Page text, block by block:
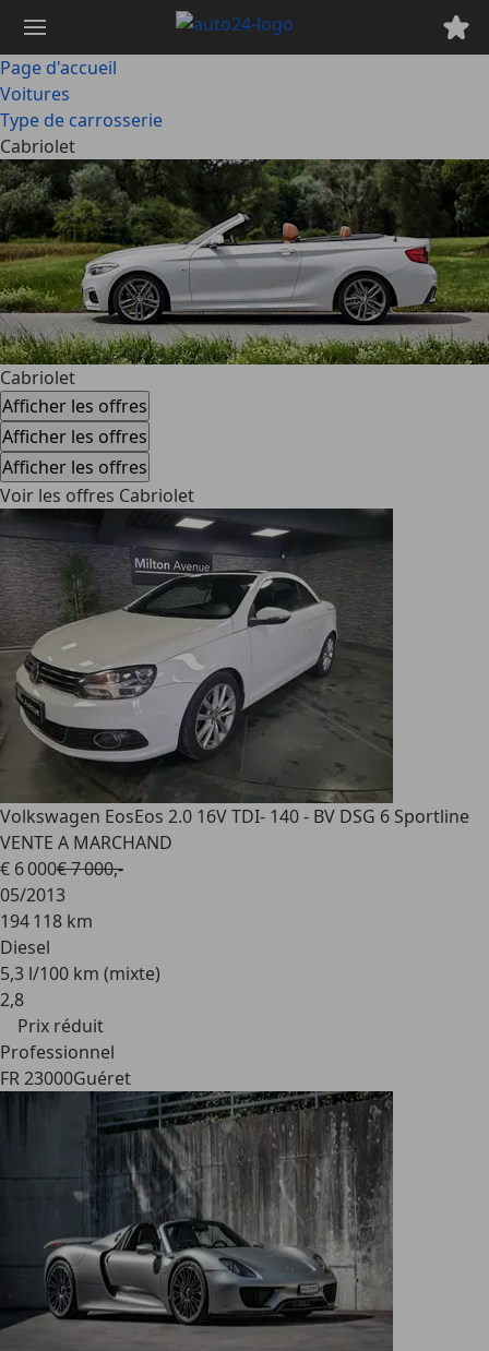
contenu
principal
Page d'accueil
Voitures
Type de carrosserie
Cabriolet
Cabriolet
Afficher les offres
Afficher les offres
Afficher les offres
Voir les offres Cabriolet
Volkswagen EosEos 2.0 16V TDI- 140 - BV DSG 6 Sportline
VENTE A MARCHAND
€ 6 000€ 7 000,-
05/2013
194 118 km
Diesel
5,3 l/100 km (mixte)
2,8
Prix réduit
Professionnel
FR 23000Guéret